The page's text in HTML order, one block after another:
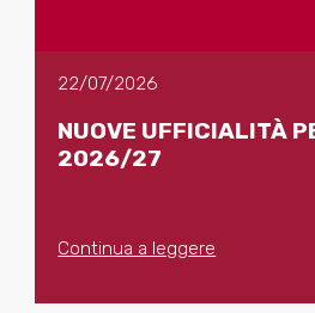
22/07/2026
NUOVE UFFICIALITÀ
2026/27
Continua a leggere